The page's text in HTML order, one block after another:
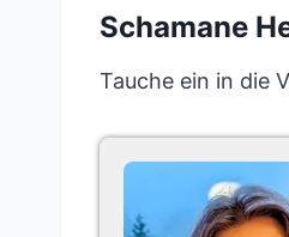
Schamane
Tauche ein in die